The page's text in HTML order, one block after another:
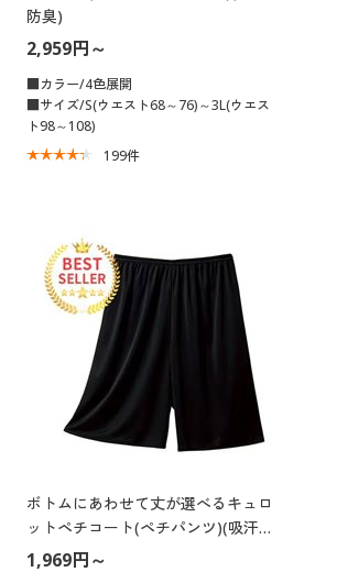
防臭)
2,959円～
■カラー/4色展開
■サイズ/S(ウエスト68～76)～3L(ウエス
ト98～108)
199件
ボトムにあわせて丈が選べるキュロ
ットペチコート(ペチパンツ)(吸汗速
乾・静電気防止)
1,969円～